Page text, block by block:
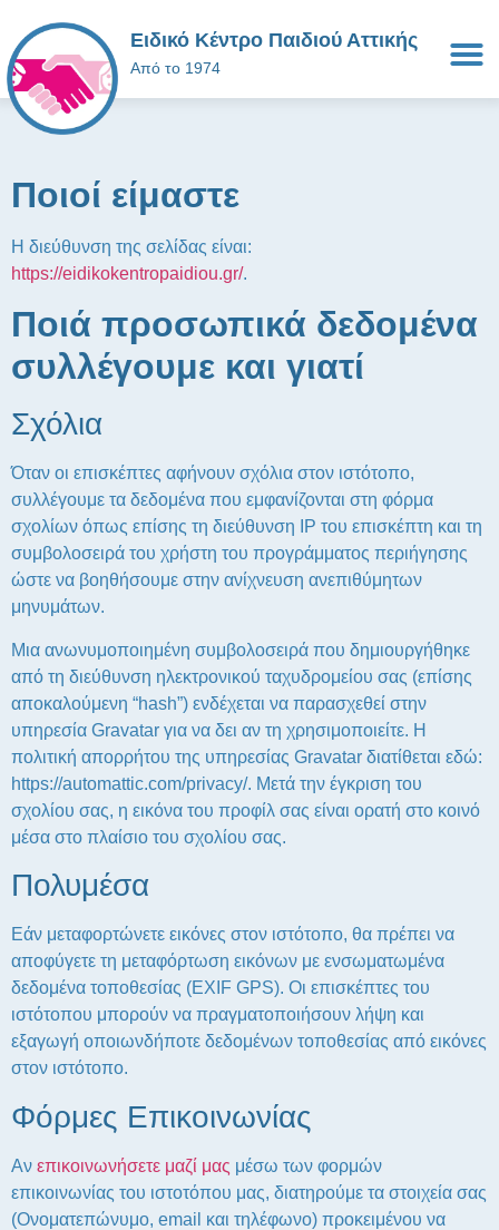
Ειδικό Κέντρο Παιδιού Αττικής
Από το 1974
Ποιοί είμαστε
Η διεύθυνση της σελίδας είναι:
https://eidikokentropaidiou.gr/.
Ποιά προσωπικά δεδομένα
συλλέγουμε και γιατί
Σχόλια
Όταν οι επισκέπτες αφήνουν σχόλια στον ιστότοπο,
συλλέγουμε τα δεδομένα που εμφανίζονται στη φόρμα
σχολίων όπως επίσης τη διεύθυνση IP του επισκέπτη και τη
συμβολοσειρά του χρήστη του προγράμματος περιήγησης
ώστε να βοηθήσουμε στην ανίχνευση ανεπιθύμητων
μηνυμάτων.
Μια ανωνυμοποιημένη συμβολοσειρά που δημιουργήθηκε
από τη διεύθυνση ηλεκτρονικού ταχυδρομείου σας (επίσης
αποκαλούμενη “hash”) ενδέχεται να παρασχεθεί στην
υπηρεσία Gravatar για να δει αν τη χρησιμοποιείτε. Η
πολιτική απορρήτου της υπηρεσίας Gravatar διατίθεται εδώ:
https://automattic.com/privacy/. Μετά την έγκριση του
σχολίου σας, η εικόνα του προφίλ σας είναι ορατή στο κοινό
μέσα στο πλαίσιο του σχολίου σας.
Πολυμέσα
Εάν μεταφορτώνετε εικόνες στον ιστότοπο, θα πρέπει να
αποφύγετε τη μεταφόρτωση εικόνων με ενσωματωμένα
δεδομένα τοποθεσίας (EXIF GPS). Οι επισκέπτες του
ιστότοπου μπορούν να πραγματοποιήσουν λήψη και
εξαγωγή οποιωνδήποτε δεδομένων τοποθεσίας από εικόνες
στον ιστότοπο.
Φόρμες Επικοινωνίας
Αν επικοινωνήσετε μαζί μας μέσω των φορμών
επικοινωνίας του ιστοτόπου μας, διατηρούμε τα στοιχεία σας
(Ονοματεπώνυμο, email και τηλέφωνο) προκειμένου να